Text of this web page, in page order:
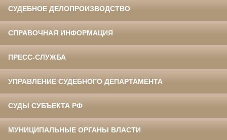
СУДЕБНОЕ ДЕЛОПРОИЗВОДСТВО
СПРАВОЧНАЯ ИНФОРМАЦИЯ
ПРЕСС-СЛУЖБА
УПРАВЛЕНИЕ СУДЕБНОГО ДЕПАРТАМЕНТА
СУДЫ СУБЪЕКТА РФ
МУНИЦИПАЛЬНЫЕ ОРГАНЫ ВЛАСТИ